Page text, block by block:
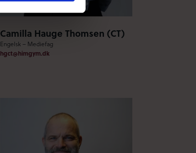
Camilla Hauge Thomsen (CT)
Engelsk – Mediefag
hgct@himgym.dk